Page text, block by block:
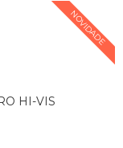
NOVIDADE